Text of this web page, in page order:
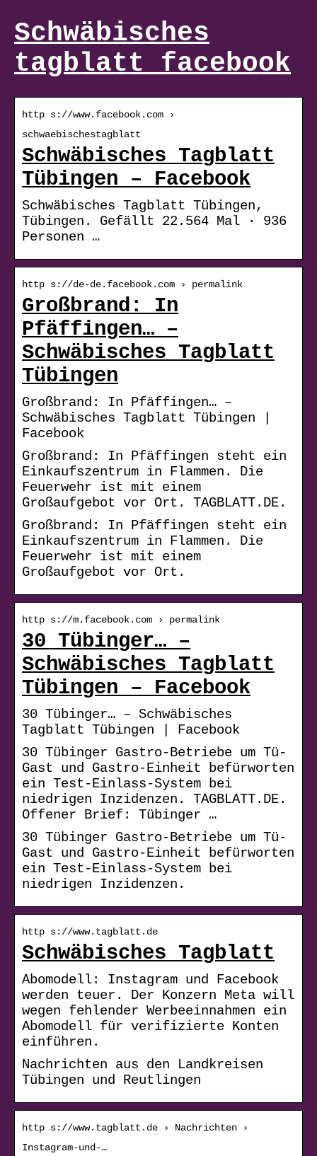
Schwäbisches
tagblatt facebook
http s://www.facebook.com ›
schwaebischestagblatt
Schwäbisches Tagblatt
Tübingen – Facebook
Schwäbisches Tagblatt Tübingen,
Tübingen. Gefällt 22.564 Mal · 936
Personen …
http s://de-de.facebook.com › permalink
Großbrand: In
Pfäffingen… –
Schwäbisches Tagblatt
Tübingen
Großbrand: In Pfäffingen… –
Schwäbisches Tagblatt Tübingen |
Facebook
Großbrand: In Pfäffingen steht ein
Einkaufszentrum in Flammen. Die
Feuerwehr ist mit einem
Großaufgebot vor Ort. TAGBLATT.DE.
Großbrand: In Pfäffingen steht ein
Einkaufszentrum in Flammen. Die
Feuerwehr ist mit einem
Großaufgebot vor Ort.
http s://m.facebook.com › permalink
30 Tübinger… –
Schwäbisches Tagblatt
Tübingen – Facebook
30 Tübinger… – Schwäbisches
Tagblatt Tübingen | Facebook
30 Tübinger Gastro-Betriebe um Tü-
Gast und Gastro-Einheit befürworten
ein Test-Einlass-System bei
niedrigen Inzidenzen. TAGBLATT.DE.
Offener Brief: Tübinger …
30 Tübinger Gastro-Betriebe um Tü-
Gast und Gastro-Einheit befürworten
ein Test-Einlass-System bei
niedrigen Inzidenzen.
http s://www.tagblatt.de
Schwäbisches Tagblatt
Abomodell: Instagram und Facebook
werden teuer. Der Konzern Meta will
wegen fehlender Werbeeinnahmen ein
Abomodell für verifizierte Konten
einführen.
Nachrichten aus den Landkreisen
Tübingen und Reutlingen
http s://www.tagblatt.de › Nachrichten ›
Instagram-und-…